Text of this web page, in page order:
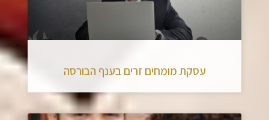
עסקת מומחים זרים בענף הבורסה